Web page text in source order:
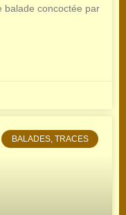
balade concoctée par
BALADES, TRACES